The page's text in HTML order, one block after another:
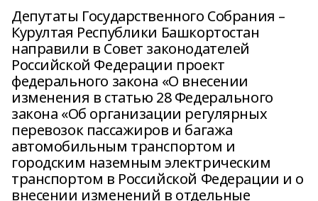
Депутаты Государственного Собрания –
Курултая Республики Башкортостан
направили в Совет законодателей
Российской Федерации проект
федерального закона «О внесении
изменения в статью 28 Федерального
закона «Об организации регулярных
перевозок пассажиров и багажа
автомобильным транспортом и
городским наземным электрическим
транспортом в Российской Федерации и о
внесении изменений в отдельные